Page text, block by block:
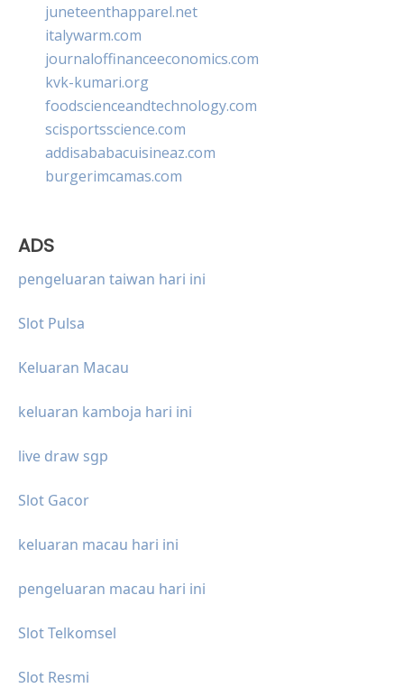
juneteenthapparel.net
italywarm.com
journaloffinanceeconomics.com
kvk-kumari.org
foodscienceandtechnology.com
scisportsscience.com
addisababacuisineaz.com
burgerimcamas.com
ADS
pengeluaran taiwan hari ini
Slot Pulsa
Keluaran Macau
keluaran kamboja hari ini
live draw sgp
Slot Gacor
keluaran macau hari ini
pengeluaran macau hari ini
Slot Telkomsel
Slot Resmi